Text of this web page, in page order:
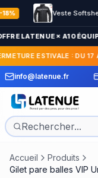
LATENUE × A10
ESTIVALE : DU
info@latenue.fr
en France et
Accueil
Produits
Gilet pare balles VIP